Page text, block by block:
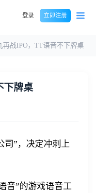
登录 立即注册
再战IPO，TT语音不下牌桌
下牌桌
司”，决定冲刺上
音”的游戏语音工